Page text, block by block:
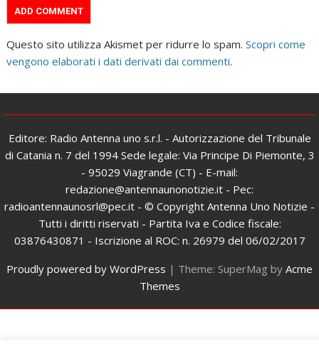
Questo sito utilizza Akismet per ridurre lo spam.Scopri come
vengono elaborati i dati derivati dai commenti.
Editore: Radio Antenna uno s.r.l. - Autorizzazione del Tribunale
di Catania n. 7 del 1994 Sede legale: Via Principe Di Piemonte, 3
- 95029 Viagrande (CT) - E-mail:
redazione@antennaunonotizie.it - Pec:
radioantennaunosrl@pec.it - © Copyright Antenna Uno Notizie -
Tutti i diritti riservati - Partita Iva e Codice fiscale:
03876430871 - Iscrizione al ROC: n. 26979 del 06/02/2017
Proudly powered by WordPress | Theme: SuperMag by Acme
Themes